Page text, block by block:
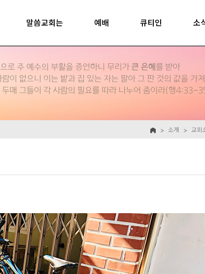
말씀교회는 예배 큐티인 소
소개 교회